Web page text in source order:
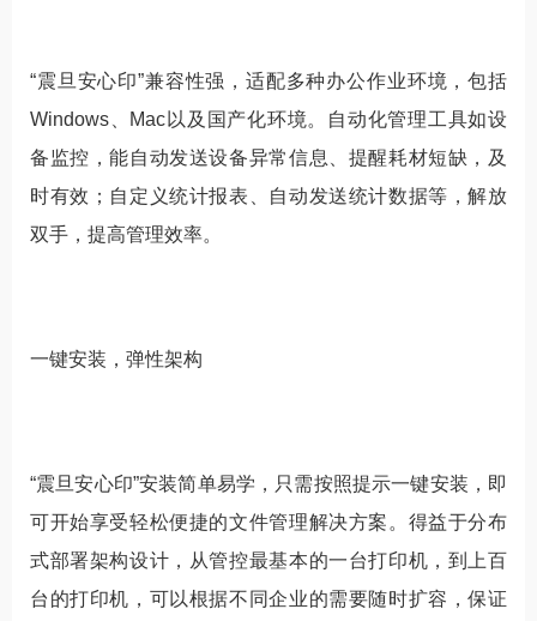
“震旦安心印”兼容性强，适配多种办公作业环境，包括
Windows、Mac以及国产化环境。自动化管理工具如设
备监控，能自动发送设备异常信息、提醒耗材短缺，及
时有效；自定义统计报表、自动发送统计数据等，解放
双手，提高管理效率。
一键安装，弹性架构
“震旦安心印”安装简单易学，只需按照提示一键安装，即
可开始享受轻松便捷的文件管理解决方案。得益于分布
式部署架构设计，从管控最基本的一台打印机，到上百
台的打印机，可以根据不同企业的需要随时扩容，保证